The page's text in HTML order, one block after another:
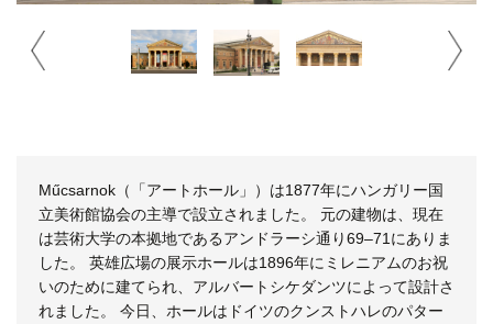
Műcsarnok（「アートホール」）は1877年にハンガリー国
立美術館協会の主導で設立されました。 元の建物は、現在
は芸術大学の本拠地であるアンドラーシ通り69–71にありま
した。 英雄広場の展示ホールは1896年にミレニアムのお祝
いのために建てられ、アルバートシケダンツによって設計さ
れました。 今日、ホールはドイツのクンストハレのパター